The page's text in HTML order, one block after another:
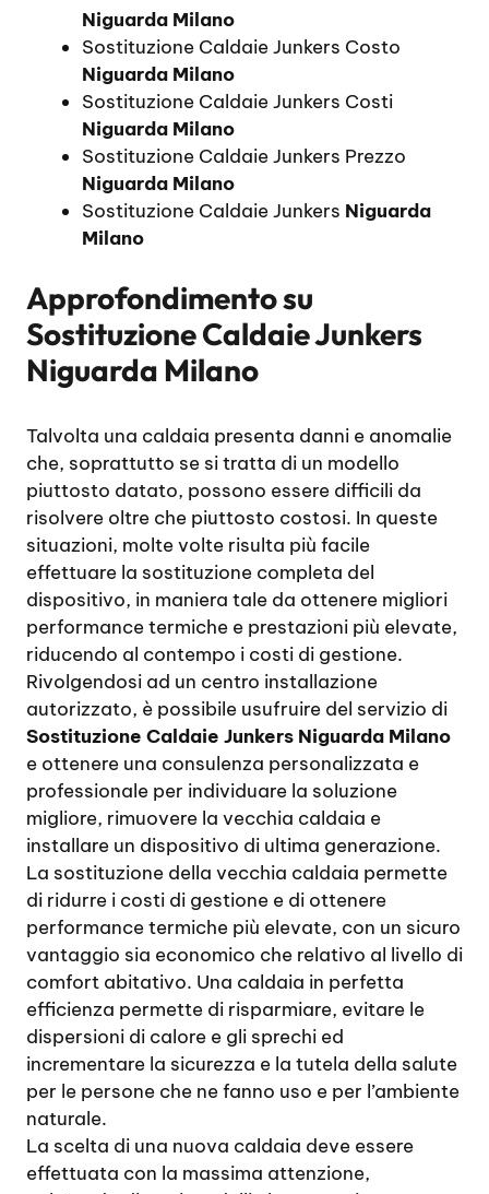
Niguarda Milano
Sostituzione Caldaie Junkers Costo
Niguarda Milano
Sostituzione Caldaie Junkers Costi
Niguarda Milano
Sostituzione Caldaie Junkers Prezzo
Niguarda Milano
Sostituzione Caldaie Junkers Niguarda
Milano
Approfondimento su
Sostituzione Caldaie Junkers
Niguarda Milano
Talvolta una caldaia presenta danni e anomalie
che, soprattutto se si tratta di un modello
piuttosto datato, possono essere difficili da
risolvere oltre che piuttosto costosi. In queste
situazioni, molte volte risulta più facile
effettuare la sostituzione completa del
dispositivo, in maniera tale da ottenere migliori
performance termiche e prestazioni più elevate,
riducendo al contempo i costi di gestione.
Rivolgendosi ad un centro installazione
autorizzato, è possibile usufruire del servizio di
Sostituzione Caldaie Junkers Niguarda Milano
e ottenere una consulenza personalizzata e
professionale per individuare la soluzione
migliore, rimuovere la vecchia caldaia e
installare un dispositivo di ultima generazione.
La sostituzione della vecchia caldaia permette
di ridurre i costi di gestione e di ottenere
performance termiche più elevate, con un sicuro
vantaggio sia economico che relativo al livello di
comfort abitativo. Una caldaia in perfetta
efficienza permette di risparmiare, evitare le
dispersioni di calore e gli sprechi ed
incrementare la sicurezza e la tutela della salute
per le persone che ne fanno uso e per l’ambiente
naturale.
La scelta di una nuova caldaia deve essere
effettuata con la massima attenzione,